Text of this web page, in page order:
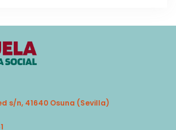
s/n, 41640 Osuna (Sevilla)